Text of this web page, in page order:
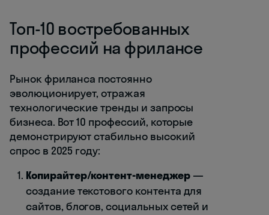
Топ-10 востребованных
профессий на фрилансе
Рынок фриланса постоянно
эволюционирует, отражая
технологические тренды и запросы
бизнеса. Вот 10 профессий, которые
демонстрируют стабильно высокий
спрос в 2025 году:
Копирайтер/контент-менеджер—
создание текстового контента для
сайтов, блогов, социальных сетей и